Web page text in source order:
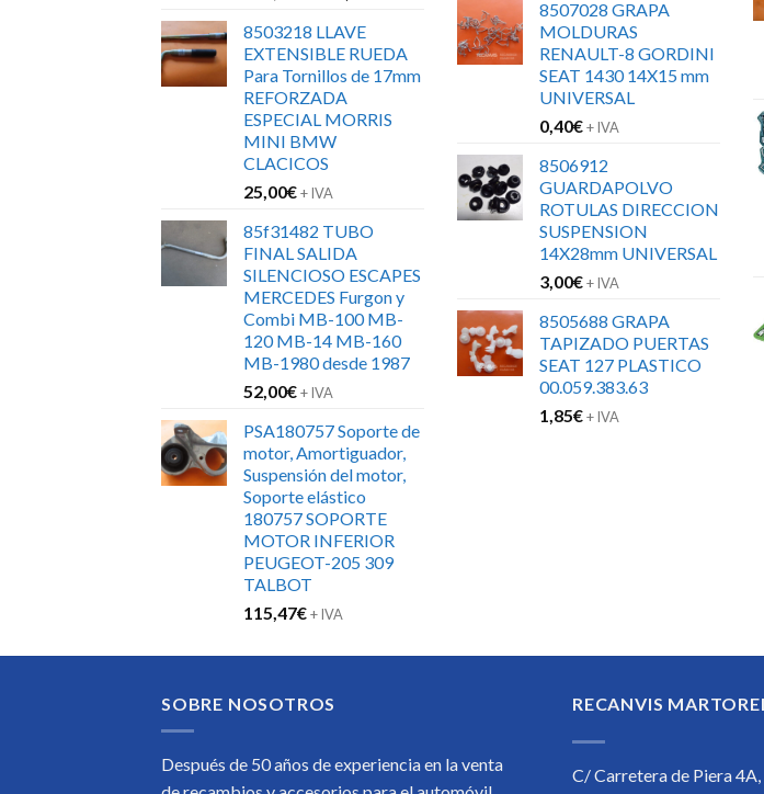
original
era:
152,00€.
es:
120,00€.
8503218 LLAVE
EXTENSIBLE RUEDA
Para Tornillos de 17mm
REFORZADA
ESPECIAL MORRIS
MINI BMW
CLACICOS
25,00€+ IVA
85f31482 TUBO
FINAL SALIDA
SILENCIOSO ESCAPES
MERCEDES Furgon y
Combi MB-100 MB-
120 MB-14 MB-160
MB-1980 desde 1987
52,00€+ IVA
PSA180757 Soporte de
motor, Amortiguador,
Suspensión del motor,
Soporte elástico
180757 SOPORTE
MOTOR INFERIOR
PEUGEOT-205 309
TALBOT
115,47€+ IVA
8507028 GRAPA
MOLDURAS
RENAULT-8 GORDINI
SEAT 1430 14X15 mm
UNIVERSAL
0,40€+ IVA
8506912
GUARDAPOLVO
ROTULAS DIRECCION
SUSPENSION
14X28mm UNIVERSAL
3,00€+ IVA
8505688 GRAPA
TAPIZADO PUERTAS
SEAT 127 PLASTICO
00.059.383.63
1,85€+ IVA
SOBRE NOSOTROS
Después de 50 años de experiencia en la venta
RECANVIS
C/ Carretera de Piera